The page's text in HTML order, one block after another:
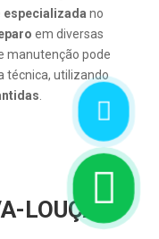


especializada no
em diversas
manutenção pode
técnica, utilizando
.
LOUÇAS